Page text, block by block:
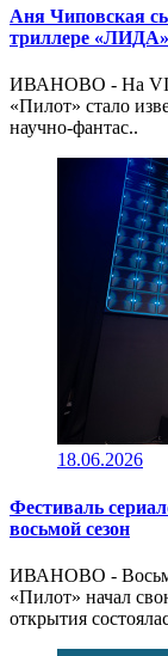
Аня Чиповская
триллере «ЛИДА»
ИВАНОВО - На VIII
«Пилот» стало
научно-фантас..
18.06.2026
Фестиваль
восьмой сезон
ИВАНОВО -
«Пилот» начал
открытия